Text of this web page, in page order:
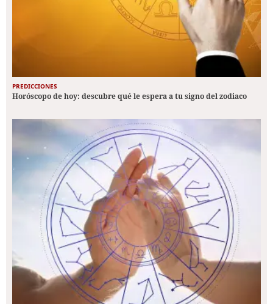
PREDICCIONES
Horóscopo de hoy: descubre qué le espera a tu signo del zodiaco